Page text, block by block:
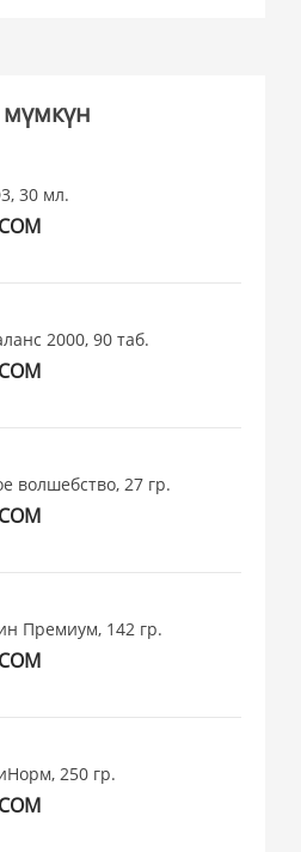
30 мл.
2000, 90 таб.
СОМ
волшебство, 27 гр.
Премиум, 142 гр.
250 гр.